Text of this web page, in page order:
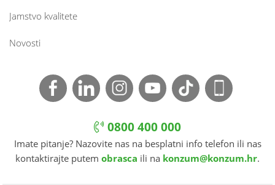
Jamstvo kvalitete
Novosti
0800 400 000
Imate pitanje? Nazovite nas na besplatni info telefon ili nas
kontaktirajte putem obrasca ili na konzum@konzum.hr.